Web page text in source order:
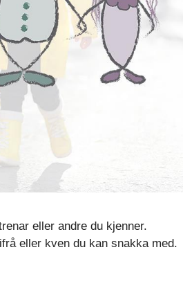
eller andre du kjenner.
eller kven du kan snakka med.